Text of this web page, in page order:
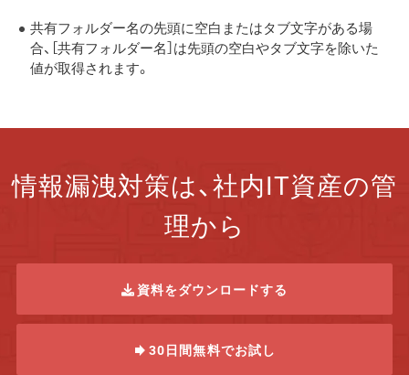
共有フォルダー名の先頭に空白またはタブ文字がある場
合、［共有フォルダー名］は先頭の空白やタブ文字を除いた
値が取得されます。
情報漏洩対策は、社内IT資産の管
理から
資料をダウンロードする
30日間無料でお試し